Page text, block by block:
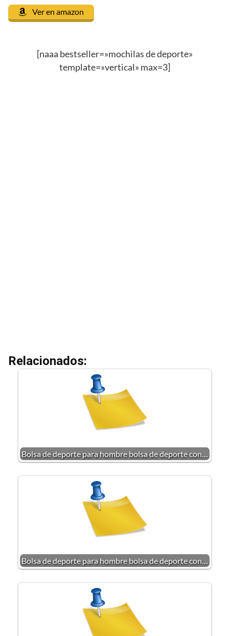
Ver en amazon
[naaa bestseller=»mochilas de deporte»
template=»vertical» max=3]
Relacionados:
Bolsa de deporte para hombre bolsa de deporte con…
Bolsa de deporte para hombre bolsa de deporte con…